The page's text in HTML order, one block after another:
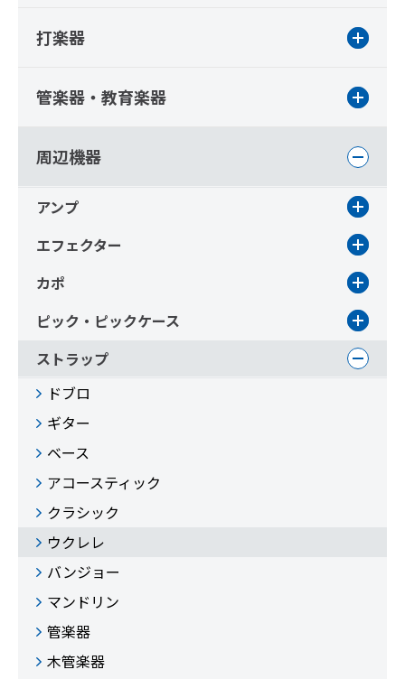
打楽器
管楽器・教育楽器
周辺機器
アンプ
エフェクター
カポ
ピック・ピックケース
ストラップ
ドブロ
ギター
ベース
アコースティック
クラシック
ウクレレ
バンジョー
マンドリン
管楽器
木管楽器